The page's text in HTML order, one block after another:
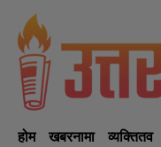
होम खबरनामा व्यक्तितव